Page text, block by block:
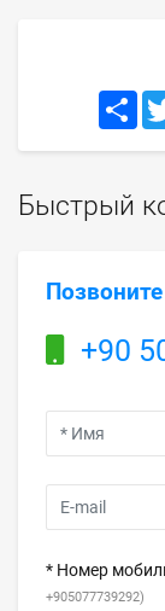
Быстрый
+90
* Номер
+905077739292)